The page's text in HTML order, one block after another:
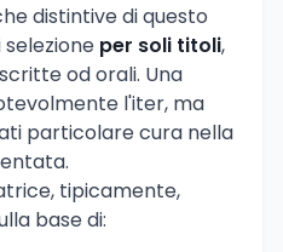
distintive di questo
per soli titoli,
od orali. Una
l'iter, ma
particolare cura nella
tipicamente,
base di: